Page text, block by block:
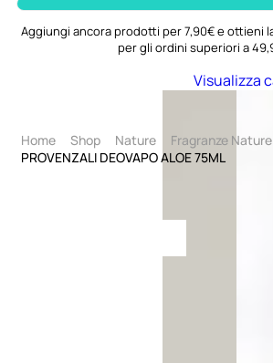
Aggiungi ancora prodotti per 7,90€ e ottieni
per gli ordini superiori a
Visualizza
Home Shop Nature Fragranze
PROVENZALI DEOVAPO ALOE 75ML